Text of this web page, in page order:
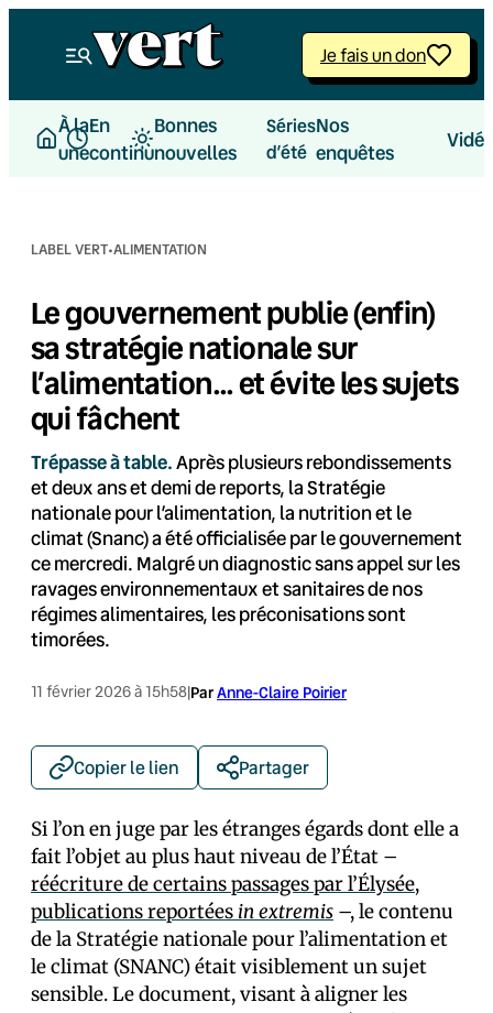
Je fais un don
À la
une
En
continu
Bonnes
nouvelles
Séries
d’été
Nos
enquêtes
LABEL VERT·ALIMENTATION
Le gouvernement publie (enfin)
sa stratégie nationale sur
l’alimentation… et évite les sujets
qui fâchent
Trépasse à table.Après plusieurs rebondissements
et deux ans et demi de reports, la Stratégie
nationale pour l’alimentation, la nutrition et le
climat (Snanc) a été officialisée par le gouvernement
ce mercredi. Malgré un diagnostic sans appel sur les
ravages environnementaux et sanitaires de nos
régimes alimentaires, les préconisations sont
timorées.
11 février 2026 à 15h58|ParAnne-Claire Poirier
Copier le lien Partager
Si l’on en juge par les étranges égards dont elle a
fait l’objet au plus haut niveau de l’État –
réécriture de certains passages par l’Élysée,
publications reportées in extremis –, le contenu
de la Stratégie nationale pour l’alimentation et
le climat (SNANC) était visiblement un sujet
sensible. Le document, visant à aligner les